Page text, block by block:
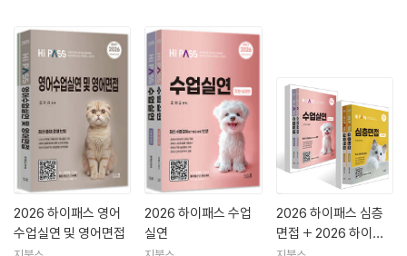
2026 하이패스 영어
수업실연 및 영어면접
2026 하이패스 수업
실연
2026 하이패스 심층
면접 + 2026 하이패